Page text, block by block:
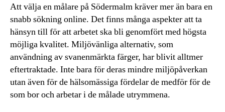
Att välja en målare på Södermalm kräver mer än bara en
snabb sökning online. Det finns många aspekter att ta
hänsyn till för att arbetet ska bli genomfört med högsta
möjliga kvalitet. Miljövänliga alternativ, som
användning av svanenmärkta färger, har blivit alltmer
eftertraktade. Inte bara för deras mindre miljöpåverkan
utan även för de hälsomässiga fördelar de medför för de
som bor och arbetar i de målade utrymmena.